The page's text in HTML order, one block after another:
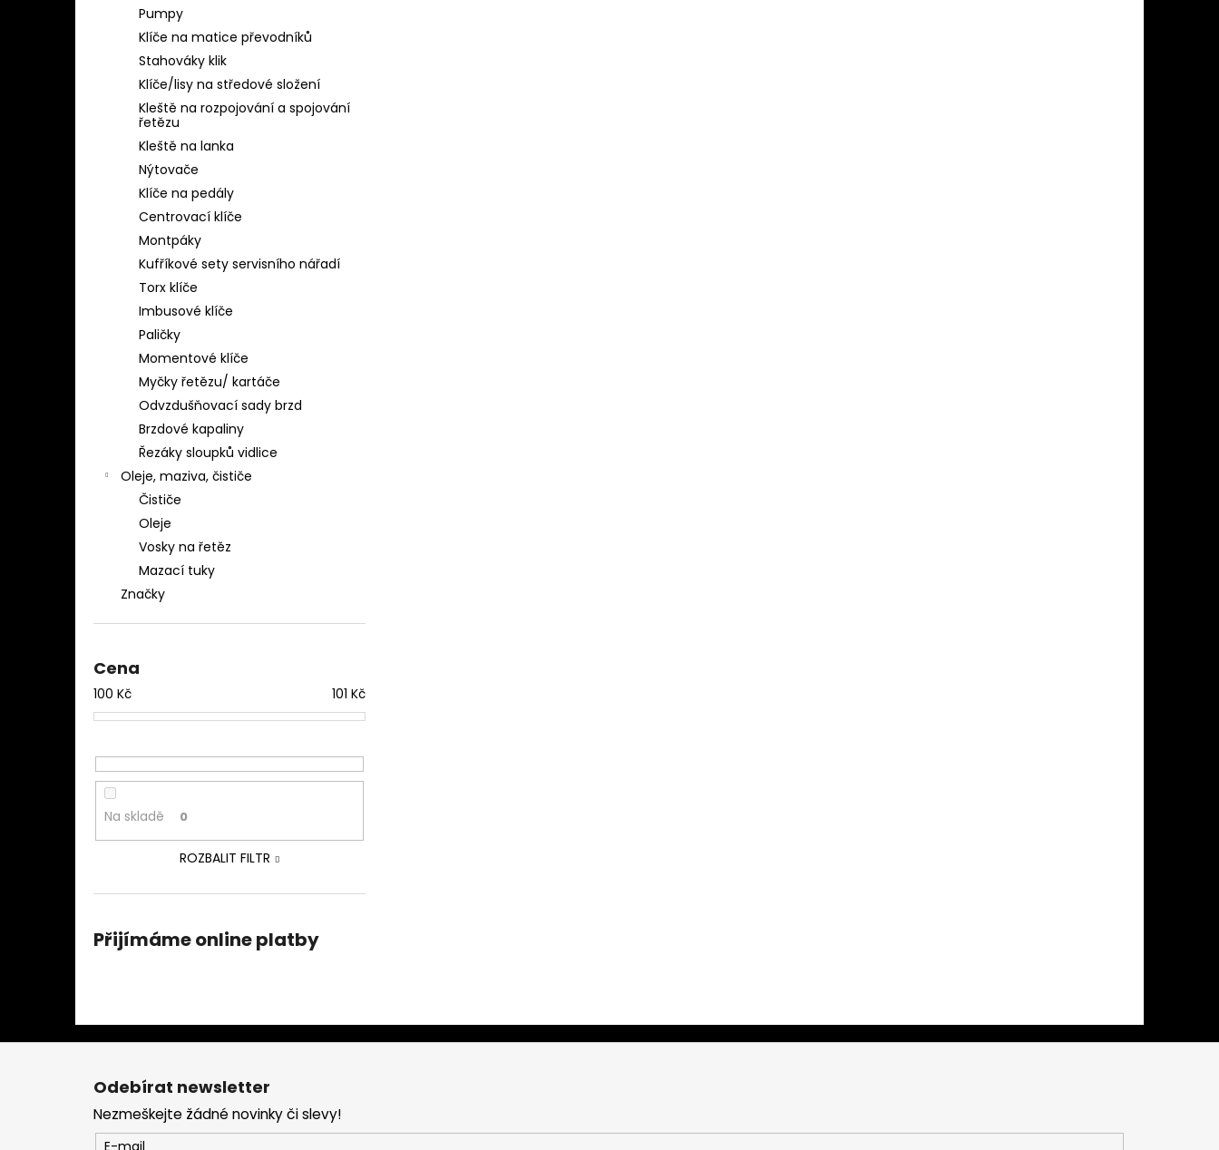
Pumpy
Klíče na matice převodníků
Stahováky klik
Klíče/lisy na středové složení
Kleště na rozpojování a spojování
řetězu
Kleště na lanka
Nýtovače
Klíče na pedály
Centrovací klíče
Montpáky
Kufříkové sety servisního nářadí
Torx klíče
Imbusové klíče
Paličky
Momentové klíče
Myčky řetězu/ kartáče
Odvzdušňovací sady brzd
Brzdové kapaliny
Řezáky sloupků vidlice
Oleje, maziva, čističe
Čističe
Oleje
Vosky na řetěz
Mazací tuky
Značky
Cena
100 Kč 101 Kč
Na skladě 0
ROZBALIT FILTR
Přijímáme online platby
Z
Odebírat newsletter
Nezmeškejte žádné novinky či slevy!
E-mail